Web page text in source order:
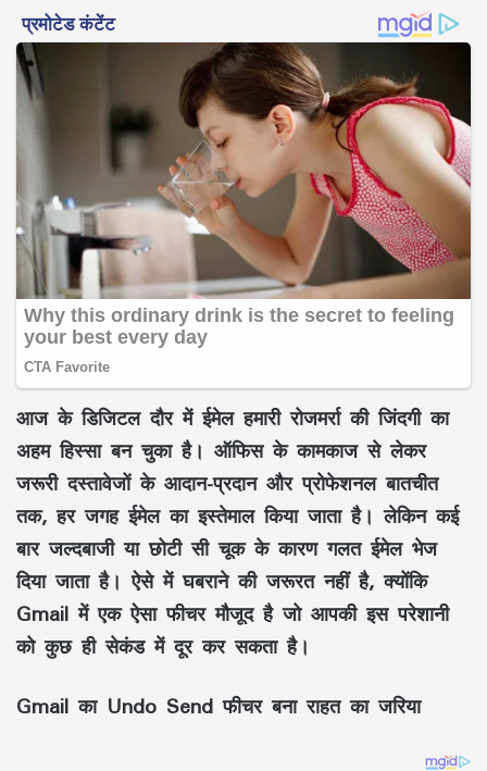
आज के डिजिटल दौर में ईमेल हमारी रोजमर्रा की जिंदगी का
अहम हिस्सा बन चुका है। ऑफिस के कामकाज से लेकर
जरूरी दस्तावेजों के आदान-प्रदान और प्रोफेशनल बातचीत
तक, हर जगह ईमेल का इस्तेमाल किया जाता है। लेकिन कई
बार जल्दबाजी या छोटी सी चूक के कारण गलत ईमेल भेज
दिया जाता है। ऐसे में घबराने की जरूरत नहीं है, क्योंकि
Gmail में एक ऐसा फीचर मौजूद है जो आपकी इस परेशानी
को कुछ ही सेकंड में दूर कर सकता है।
Gmail का Undo Send फीचर बना राहत का जरिया